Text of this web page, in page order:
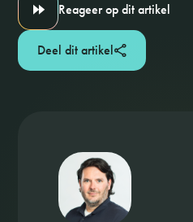
Reageer op dit artikel
Deel dit artikel